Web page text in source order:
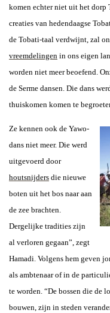
komen echter niet uit het dorp
creaties van hedendaagse
de Tobati-taal verdwijnt, zal
vreemdelingen in ons eigen
worden niet meer beoefend.
de Serme dansen. Die dans
thuiskomen komen te
Ze kennen ook de Yawo-
dans niet meer. Die werd
uitgevoerd door
houtsnijders die nieuwe
boten uit het bos naar aan
de zee brachten.
Dergelijke tradities zijn
al verloren gegaan”, zegt
Hamadi. Volgens hem geven
als ambtenaar of in de
te worden. “De bossen die de
bouwen, zijn in steden